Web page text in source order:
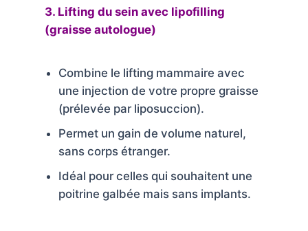
3. Lifting du sein avec lipofilling
(graisse autologue)
Combine le lifting mammaire avec
une injection de votre propre graisse
(prélevée par liposuccion).
Permet un gain de volume naturel,
sans corps étranger.
Idéal pour celles qui souhaitent une
poitrine galbée mais sans implants.